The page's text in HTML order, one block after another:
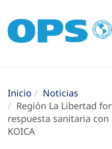
Inicio
Noticias
Región La Libertad
respuesta sanitaria con
KOICA